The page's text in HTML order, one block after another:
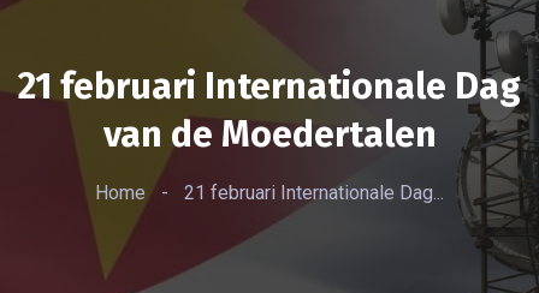
21 februari Internationale Dag
van de Moedertalen
Home - 21 februari Internationale Dag...